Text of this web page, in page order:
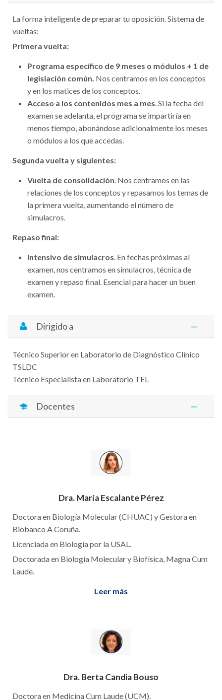
La forma inteligente de preparar tu oposición. Sistema de
vueltas:
Primera vuelta:
Programa específico de 9 meses o módulos + 1 de
legislación común. Nos centramos en los conceptos
y en los matices de los conceptos.
Acceso a los contenidos mes a mes . Si la fecha del
examen se adelanta, el programa se impartiría en
menos tiempo, abonándose adicionalmente los meses
o módulos a los que accedas.
Segunda vuelta y siguientes:
Vuelta de consolidación . Nos centramos en las
relaciones de los conceptos y repasamos los temas de
la primera vuelta, aumentando el número de
simulacros.
Repaso final:
Intensivo de simulacros . En fechas próximas al
examen, nos centramos en simulacros, técnica de
examen y repaso final. Esencial para hacer un buen
examen.
Dirigido a
Técnico Superior en Laboratorio de Diagnóstico Clínico
TSLDC
Técnico Especialista en Laboratorio TEL
Docentes
Dra. María Escalante Pérez
Doctora en Biología Molecular (CHUAC) y Gestora en
Biobanco A Coruña.
Licenciada en Biología por la USAL.
Doctorada en Biología Molecular y Biofísica, Magna Cum
Laude.
Leer más
Dra. Berta Candia Bouso
Doctora en Medicina Cum Laude (UCM).